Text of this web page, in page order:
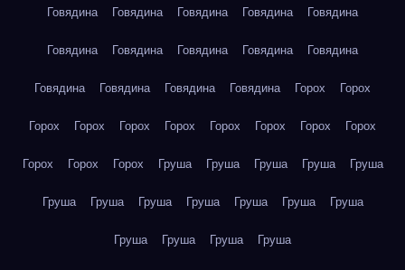
Говядина Говядина Говядина Говядина Говядина
Говядина Говядина Говядина Говядина Говядина
Говядина Говядина Говядина Говядина Горох Горох
Горох Горох Горох Горох Горох Горох Горох Горох
Горох Горох Горох Груша Груша Груша Груша Груша
Груша Груша Груша Груша Груша Груша Груша
Груша Груша Груша Груша